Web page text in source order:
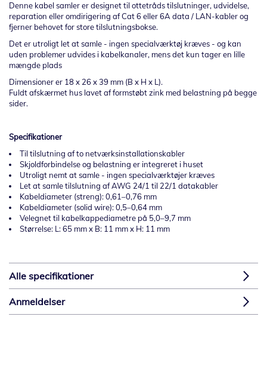
Denne kabel samler er designet til ottetråds tilslutninger, udvidelse,
reparation eller omdirigering af Cat 6 eller 6A data / LAN-kabler og
fjerner behovet for store tilslutningsbokse.
Det er utroligt let at samle - ingen specialværktøj kræves - og kan
uden problemer udvides i kabelkanaler, mens det kun tager en lille
mængde plads
Dimensioner er 18 x 26 x 39 mm (B x H x L).
Fuldt afskærmet hus lavet af formstøbt zink med belastning på begge
sider.
Specifikationer
Til tilslutning af to netværksinstallationskabler
Skjoldforbindelse og belastning er integreret i huset
Utroligt nemt at samle - ingen specialværktøjer kræves
Let at samle tilslutning af AWG 24/1 til 22/1 datakabler
Kabeldiameter (streng): 0,61–0,76 mm
Kabeldiameter (solid wire): 0,5–0,64 mm
Velegnet til kabelkappediametre på 5,0–9,7 mm
Størrelse: L: 65 mm x B: 11 mm x H: 11 mm
Alle specifikationer
Anmeldelser